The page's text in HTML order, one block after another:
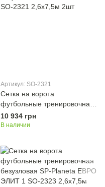
Артикул: SO-2321
Сетка на ворота
футбольные тренировочная
безузловая SP-Planeta ЕВРО
SO-2321 2,6х7,5м 2шт
10 934 грн
В наличии